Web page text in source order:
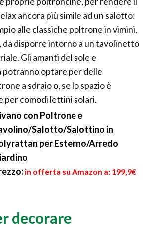
ancora più simile ad un salotto:
alle classiche poltrone in vimini,
da disporre intorno a un tavolinetto
Gli amanti del sole e
potranno optare per delle
a sdraio o, se lo spazio è
per comodi lettini solari.
con Poltrone e
Salotto/Salottino in
per Esterno/Arredo
in offerta su Amazon a: 199,9€
decorare